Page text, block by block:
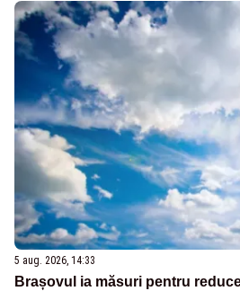
5 aug. 2026, 14:33
Brașovul ia măsuri pentru